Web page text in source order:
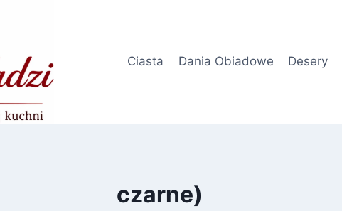
Ciasta
Dania Obiadowe Desery
czarne)